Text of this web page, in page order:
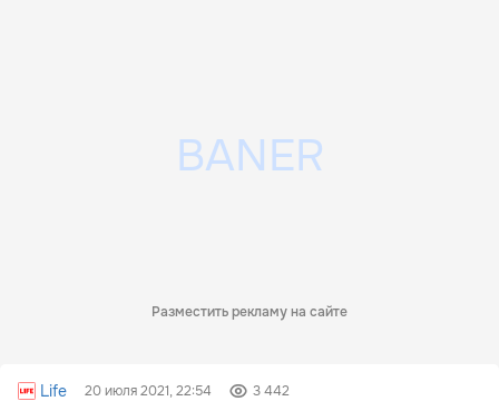
Разместить рекламу на сайте
Life 20 июля 2021, 22:54 3 442